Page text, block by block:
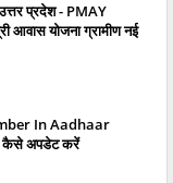
प्रदेश - PMAY
योजना ग्रामीण नई
In Aadhaar
कैसे अपडेट करें